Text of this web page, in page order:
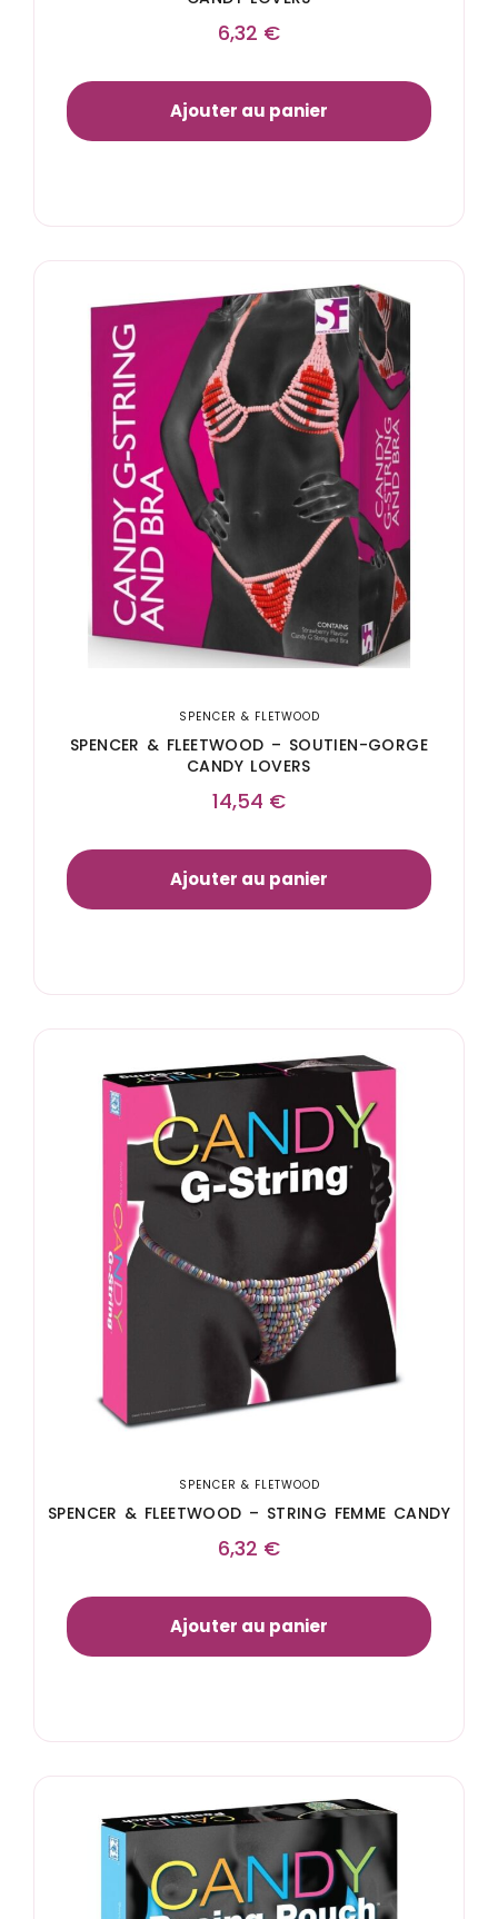
6,32 €
Ajouter au panier
SPENCER & FLETWOOD
SPENCER & FLEETWOOD – SOUTIEN-GORGE
CANDY LOVERS
14,54 €
Ajouter au panier
SPENCER & FLETWOOD
SPENCER & FLEETWOOD – STRING FEMME CANDY
6,32 €
Ajouter au panier